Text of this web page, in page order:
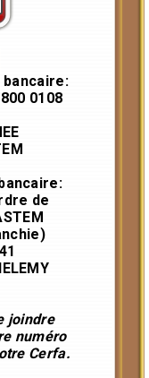
0108
de
joindre
numéro
Cerfa.